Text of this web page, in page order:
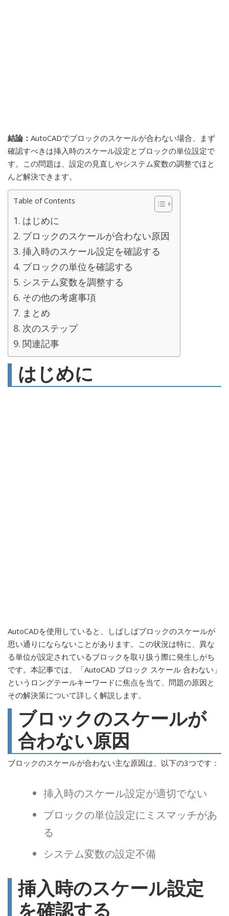
結論： AutoCADでブロックのスケールが合わない場合、まず
確認すべきは挿入時のスケール設定とブロックの単位設定で
す。この問題は、設定の見直しやシステム変数の調整でほと
んど解決できます。
Table of Contents
はじめに
ブロックのスケールが合わない原因
挿入時のスケール設定を確認する
ブロックの単位を確認する
システム変数を調整する
その他の考慮事項
まとめ
次のステップ
関連記事
はじめに
AutoCADを使用していると、しばしばブロックのスケールが
思い通りにならないことがあります。この状況は特に、異な
る単位が設定されているブロックを取り扱う際に発生しがち
です。本記事では、「AutoCAD ブロック スケール 合わない」
というロングテールキーワードに焦点を当て、問題の原因と
その解決策について詳しく解説します。
ブロックのスケールが
合わない原因
ブロックのスケールが合わない主な原因は、以下の3つです：
挿入時のスケール設定が適切でない
ブロックの単位設定にミスマッチがあ
る
システム変数の設定不備
挿入時のスケール設定
を確認する